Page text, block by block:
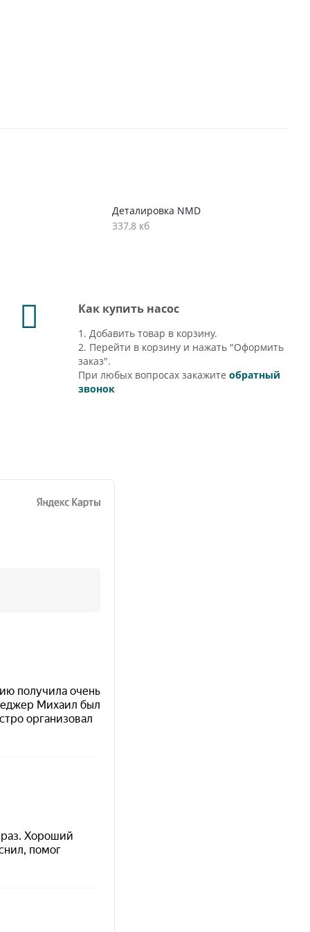
Деталировка NMD
337,8 кб
Как купить насос
1. Добавить товар в корзину.
2. Перейти в корзину и нажать "Оформить
заказ".
При любых вопросах закажитеобратный
звонок